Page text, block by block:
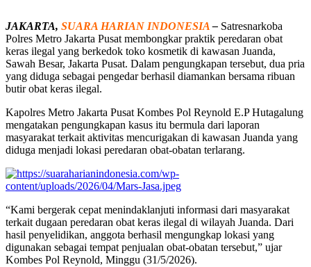
JAKARTA, SUARA HARIAN INDONESIA – Satresnarkoba
Polres Metro Jakarta Pusat membongkar praktik peredaran obat
keras ilegal yang berkedok toko kosmetik di kawasan Juanda,
Sawah Besar, Jakarta Pusat. Dalam pengungkapan tersebut, dua pria
yang diduga sebagai pengedar berhasil diamankan bersama ribuan
butir obat keras ilegal.
Kapolres Metro Jakarta Pusat Kombes Pol Reynold E.P Hutagalung
mengatakan pengungkapan kasus itu bermula dari laporan
masyarakat terkait aktivitas mencurigakan di kawasan Juanda yang
diduga menjadi lokasi peredaran obat-obatan terlarang.
“Kami bergerak cepat menindaklanjuti informasi dari masyarakat
terkait dugaan peredaran obat keras ilegal di wilayah Juanda. Dari
hasil penyelidikan, anggota berhasil mengungkap lokasi yang
digunakan sebagai tempat penjualan obat-obatan tersebut,” ujar
Kombes Pol Reynold, Minggu (31/5/2026).